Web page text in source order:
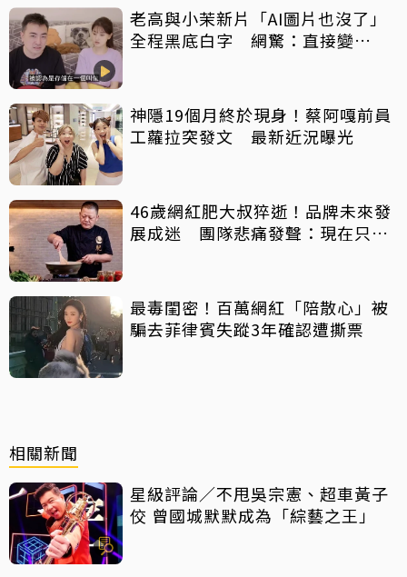
老高與小茉新片「AI圖片也沒了」
全程黑底白字 網驚：直接變
神隱19個月終於現身！蔡阿嘎前員
工蘿拉突發文 最新近況曝光
46歲網紅肥大叔猝逝！品牌未來發
展成迷 團隊悲痛發聲：現在只想
最毒閨密！百萬網紅「陪散心」被
騙去菲律賓失蹤3年確認遭撕票
相關新聞
星級評論／不甩吳宗憲、超車黃子
佼 曾國城默默成為「綜藝之王」